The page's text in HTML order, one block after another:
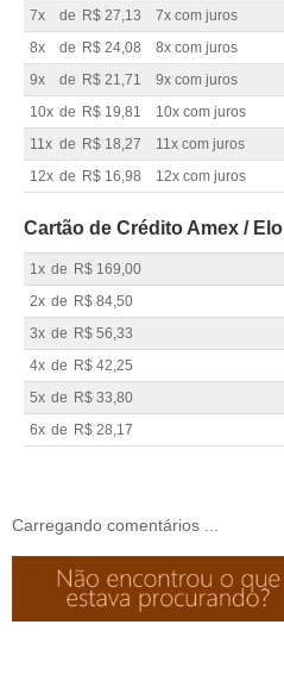
7x
de R$ 27,13 7x com juros
8x
de R$ 24,08 8x com juros
9x
de R$ 21,71 9x com juros
10x de R$ 19,81 10x com juros
11x de R$ 18,27 11x com juros
12x de R$ 16,98 12x com juros
Cartão de Crédito Amex / Elo
1x de R$ 169,00
2x de R$ 84,50
3x de R$ 56,33
4x de R$ 42,25
5x de R$ 33,80
6x de R$ 28,17
Carregando comentários ...